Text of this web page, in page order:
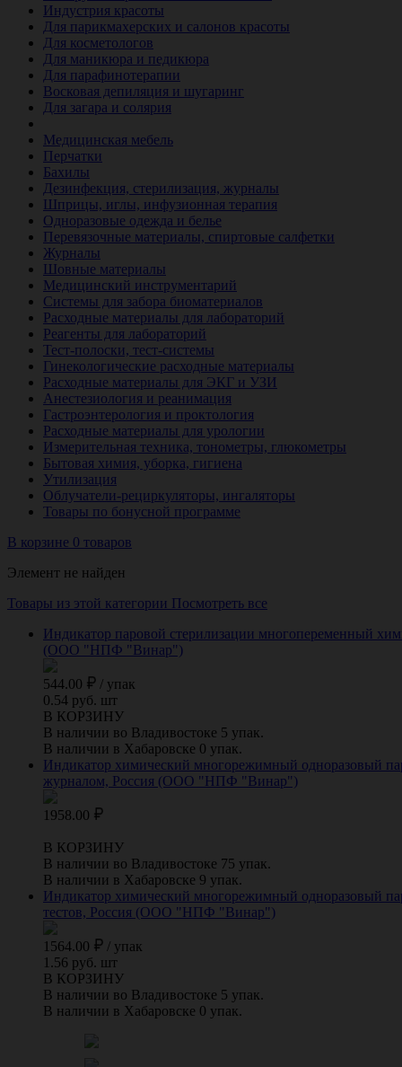
Индустрия красоты
Для парикмахерских и салонов красоты
Для косметологов
Для маникюра и педикюра
Для парафинотерапии
Восковая депиляция и шугаринг
Для загара и солярия
Медицинская мебель
Перчатки
Бахилы
Дезинфекция, стерилизация, журналы
Шприцы, иглы, инфузионная терапия
Одноразовые одежда и белье
Перевязочные материалы, спиртовые салфетки
Журналы
Шовные материалы
Медицинский инструментарий
Системы для забора биоматериалов
Расходные материалы для лабораторий
Реагенты для лабораторий
Тест-полоски, тест-системы
Гинекологические расходные материалы
Расходные материалы для ЭКГ и УЗИ
Анестезиология и реанимация
Гастроэнтерология и проктология
Расходные материалы для урологии
Измерительная техника, тонометры, глюкометры
Бытовая химия, уборка, гигиена
Утилизация
Облучатели-рециркуляторы, ингаляторы
Товары по бонусной программе
В корзине 0 товаров
Элемент не найден
Товары из этой категории Посмотреть все
Индикатор паровой стерилизации многопеременный
(ООО "НПФ "Винар")
544.00 / упак
0.54 руб. шт
В КОРЗИНУ
В наличии во Владивостоке 5 упак.
В наличии в Хабаровске 0 упак.
Индикатор химический многорежимный одноразовый
журналом, Россия (ООО "НПФ "Винар")
1958.00
В КОРЗИНУ
В наличии во Владивостоке 75 упак.
В наличии в Хабаровске 9 упак.
Индикатор химический многорежимный одноразовый
тестов, Россия (ООО "НПФ "Винар")
1564.00 / упак
1.56 руб. шт
В КОРЗИНУ
В наличии во Владивостоке 5 упак.
В наличии в Хабаровске 0 упак.